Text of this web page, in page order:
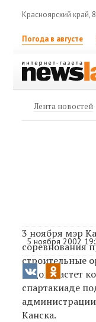
Красноярский край, 8
Погода в августе
Лента новостей
5 ноября 2002
3 ноября мэр
соревнования
строительные
годом растет
спартакиаде
Канска.